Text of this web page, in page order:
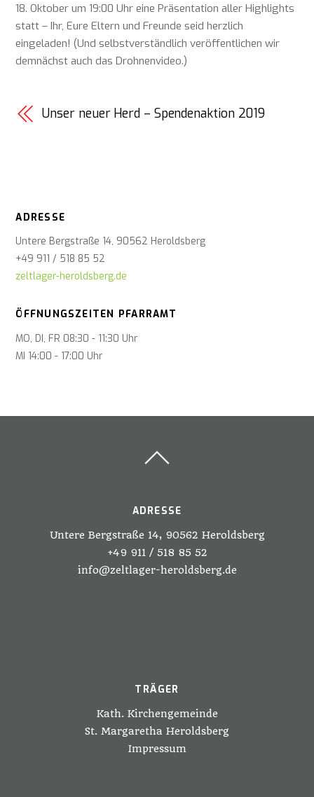
18. Oktober um 19:00 Uhr eine Präsentation aller Highlights
statt – Ihr, Eure Eltern und Freunde seid herzlich
eingeladen! (Und selbstverständlich veröffentlichen wir
demnächst auch das Drohnenvideo.)
Unser neuer Herd – Spendenaktion 2019
ADRESSE
Untere Bergstraße 14, 90562 Heroldsberg
+49 911 / 518 85 52
zeltlager-heroldsberg.de
ÖFFNUNGSZEITEN PFARRAMT
MO, DI, FR 08:30 - 11:30 Uhr
MI 14:00 - 17:00 Uhr
ADRESSE
Untere Bergstraße 14, 90562 Heroldsberg
+49 911 / 518 85 52
info@zeltlager-heroldsberg.de
TRÄGER
Kath. Kirchengemeinde
St. Margaretha Heroldsberg
Impressum